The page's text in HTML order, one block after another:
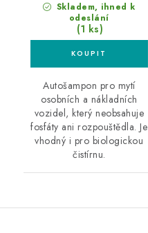
Skladem, ihned k
odeslání
(1 ks)
Autošampon pro mytí
osobních a nákladních
vozidel, který neobsahuje
fosfáty ani rozpouštědla. Je
vhodný i pro biologickou
čistírnu.